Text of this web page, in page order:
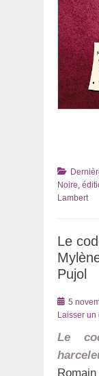
Catégories
Noire,
Lambert
Le
Pujol
Posté
le
5
Laisser un
Le